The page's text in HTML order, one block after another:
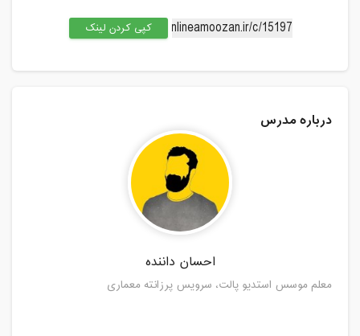
کپی کردن لینک
درباره مدرس
احسان داننده
معلم موسس استدیو پالت، سرویس پرزانته معماری